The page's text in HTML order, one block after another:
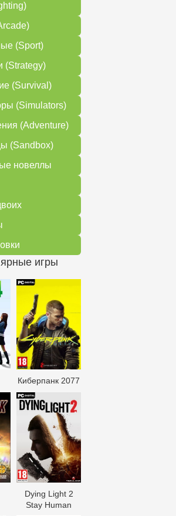
(Sport)
(Strategy)
(Survival)
(Simulators)
(Adventure)
(Sandbox)
новеллы
игры
Киберпанк 2077
Dying Light 2
Stay Human